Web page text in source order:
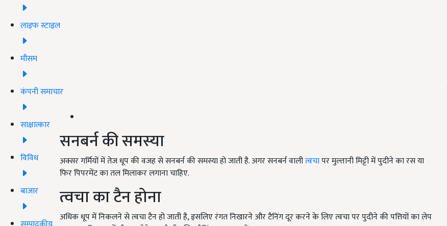
लाइफ स्टाइल
मौसम
कंपनी समाचार
साक्षात्कार
विविध
बाजार
सनबर्न की समस्या
अक्सर गर्मियों में तेज धूप की वजह से सनबर्न की समस्या हो जाती है. अगर सनबर्न वालीत्वचापर मुल्तानी मिट्टी में पुदीने का रस या
फिर पिपरमेंट का तल मिलाकर लगाना चाहिए.
त्वचा का टैन होना
अधिक धूप में निकलने से त्वचा टैन हो जाती है, इसलिए रंगत निखारने और टैनिंग दूर करने के लिए त्वचा पर पुदीने की पत्तियों का लेप